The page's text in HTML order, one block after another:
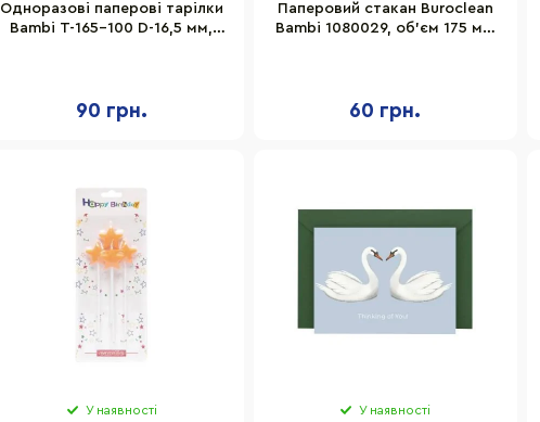
Одноразові паперові тарілки
Bambi T-165-100 D-16,5 мм,
90 грн.
Паперовий стакан Buroclean
Bambi 1080029, об’єм 175 мл,
60 грн.
У наявності У наявності